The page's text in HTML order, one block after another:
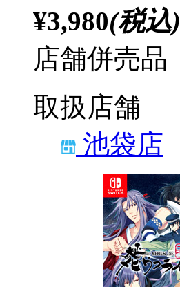
¥3,980(税込)
店舗併売品
取扱店舗
池袋店